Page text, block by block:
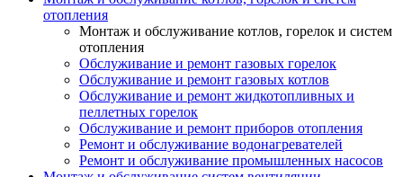
отопления
Монтаж и обслуживание котлов, горелок и систем
отопления
Обслуживание и ремонт газовых горелок
Обслуживание и ремонт газовых котлов
Обслуживание и ремонт жидкотопливных и
пеллетных горелок
Обслуживание и ремонт приборов отопления
Ремонт и обслуживание водонагревателей
Ремонт и обслуживание промышленных насосов